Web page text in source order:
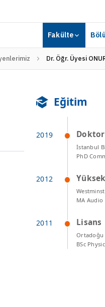
Fakülte
Dr. Öğr. Üyesi
Eğitim
İstanbul
PhD
MA
Lisans
Ortadoğu
BSc